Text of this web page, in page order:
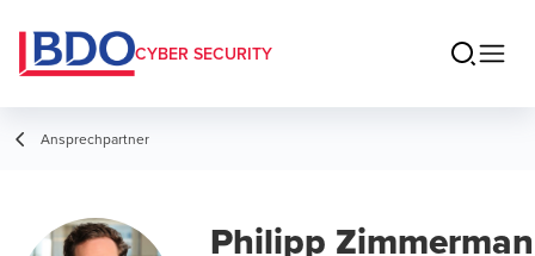
CYBER SECURITY
Ansprechpartner
Philipp